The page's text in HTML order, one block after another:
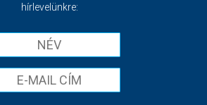
hírlevelünkre: